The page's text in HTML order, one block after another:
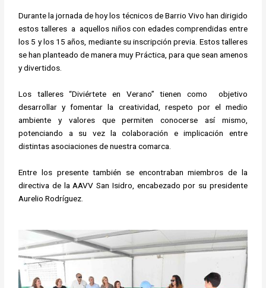
Durante la jornada de hoy los técnicos de Barrio Vivo han dirigido
estos talleres a aquellos niños con edades comprendidas entre
los 5 y los 15 años, mediante su inscripción previa. Estos talleres
se han planteado de manera muy Práctica, para que sean amenos
y divertidos.
Los talleres “Diviértete en Verano” tienen como objetivo
desarrollar y fomentar la creatividad, respeto por el medio
ambiente y valores que permiten conocerse así mismo,
potenciando a su vez la colaboración e implicación entre
distintas asociaciones de nuestra comarca.
Entre los presente también se encontraban miembros de la
directiva de la AAVV San Isidro, encabezado por su presidente
Aurelio Rodríguez.